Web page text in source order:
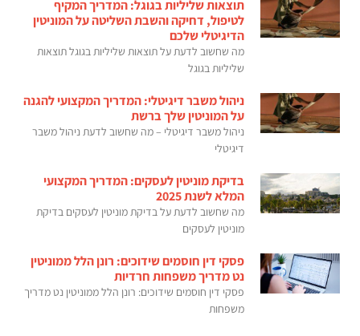
תוצאות שליליות בגוגל: המדריך המקיף
לטיפול, דחיקה והשבת השליטה על המוניטין
הדיגיטלי שלכם
מה שחשוב לדעת על תוצאות שליליות בגוגל תוצאות
שליליות בגוגל
ניהול משבר דיגיטלי: המדריך המקצועי להגנה
על המוניטין שלך ברשת
ניהול משבר דיגיטלי – מה שחשוב לדעת ניהול משבר
דיגיטלי
בדיקת מוניטין לעסקים: המדריך המקצועי
המלא לשנת 2025
מה שחשוב לדעת על בדיקת מוניטין לעסקים בדיקת
מוניטין לעסקים
פסקי דין חוסמים שידוכים: רונן הלל ממוניטין
נט מדריך משפחות חרדיות
פסקי דין חוסמים שידוכים: רונן הלל ממוניטין נט מדריך
משפחות